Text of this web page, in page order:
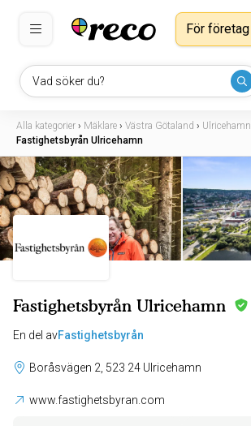
Vad söker du?
För företag
Alla kategorier › Mäklare › Västra Götaland › Ulricehamn
Fastighetsbyrån Ulricehamn
Fastighetsbyrån Ulricehamn
En del avFastighetsbyrån
Boråsvägen 2, 523 24 Ulricehamn
www.fastighetsbyran.com